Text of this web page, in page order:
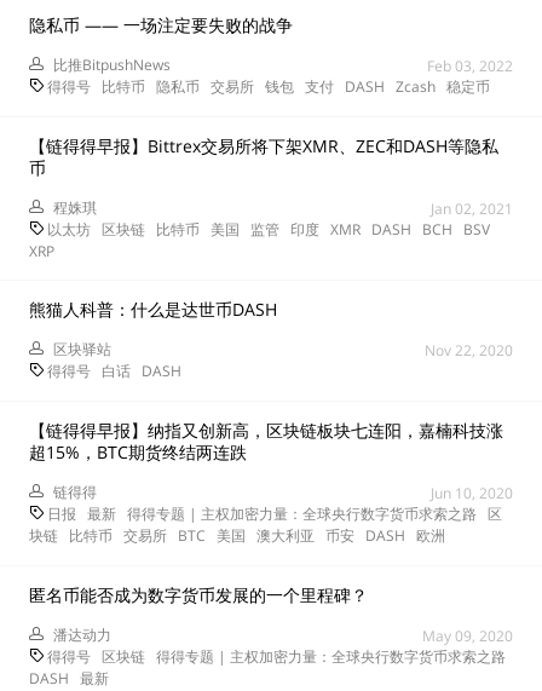
隐私币 —— 一场注定要失败的战争
比推BitpushNews
Feb 03, 2022
得得号 比特币 隐私币 交易所 钱包 支付 DASH Zcash 稳定币
【链得得早报】Bittrex交易所将下架XMR、ZEC和DASH等隐私
币
程姝琪
Jan 02, 2021
以太坊 区块链 比特币 美国 监管 印度 XMR DASH BCH
BSV
XRP
熊猫人科普：什么是达世币DASH
区块驿站
Nov 22, 2020
得得号 白话 DASH
【链得得早报】纳指又创新高，区块链板块七连阳，嘉楠科技涨
超15%，BTC期货终结两连跌
链得得
Jun 10, 2020
日报 最新 得得专题 | 主权加密力量：全球央行数字货币求索之路 区
块链 比特币 交易所 BTC 美国 澳大利亚 币安 DASH 欧洲
匿名币能否成为数字货币发展的一个里程碑？
潘达动力
May 09, 2020
得得号 区块链 得得专题 | 主权加密力量：全球央行数字货币求索之路
DASH 最新